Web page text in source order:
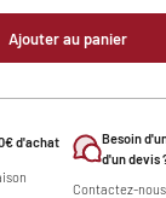
Ajouter au panier
d'achat
Besoin
d'un devis
Contactez-